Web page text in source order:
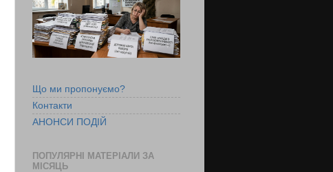
Що ми пропонуємо?
Контакти
АНОНСИ ПОДІЙ
ПОПУЛЯРНІ МАТЕРІАЛИ ЗА
МІСЯЦЬ